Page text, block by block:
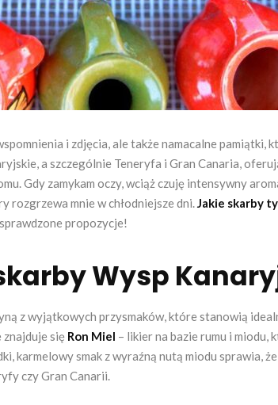
i zdjęcia, ale także namacalne pamiątki,
a szczególnie Teneryfa i Gran Canaria,
Gdy zamykam oczy, wciąż czuję intensywny
rozgrzewa mnie w chłodniejsze dni.Jakie skarby
propozycje!
Wysp
z wyjątkowych przysmaków, które stanowią
znajduje się Ron Miel – likier na bazie rumu i miodu,
karmelowy smak z wyraźną nutą miodu sprawia,
czy Gran Canarii.